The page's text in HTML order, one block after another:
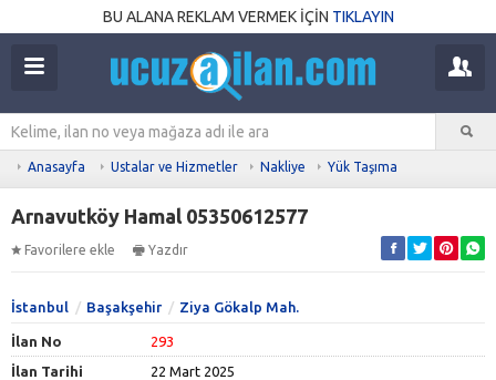
BU ALANA REKLAM VERMEK İÇİN TIKLAYIN
Anasayfa Ustalar ve Hizmetler Nakliye Yük Taşıma
Arnavutköy Hamal 05350612577
Favorilere ekle Yazdır
İstanbul Başakşehir Ziya Gökalp Mah.
İlan No
293
İlan Tarihi
22 Mart 2025